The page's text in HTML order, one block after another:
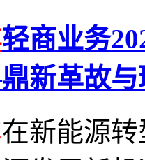
轻商业务
新革故与
在新能源